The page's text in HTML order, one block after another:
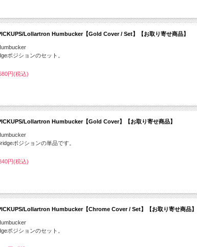
Lollartron Humbucker【Gold Cover / Set】【お取り寄せ商品】
ポジションのセット。
円(税込)
Lollartron Humbucker【Gold Cover】【お取り寄せ商品】
ポジションの単品です。
円(税込)
Lollartron Humbucker【Chrome Cover / Set】【お取り寄せ商品】
ポジションのセット。